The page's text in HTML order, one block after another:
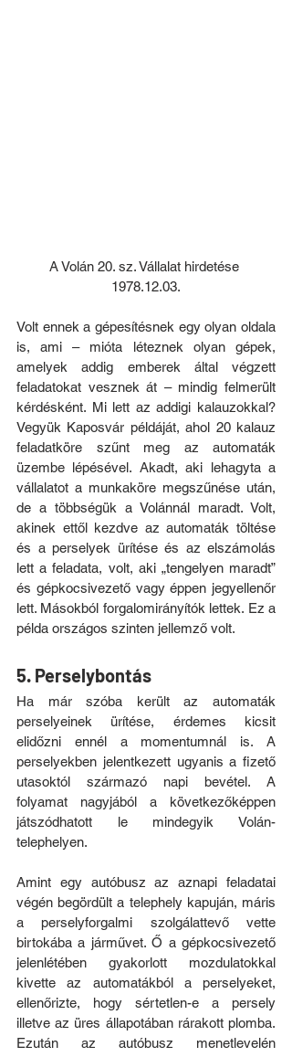
A Volán 20. sz. Vállalat hirdetése
1978.12.03.
Volt ennek a gépesítésnek egy olyan oldala
is, ami – mióta léteznek olyan gépek,
amelyek addig emberek által végzett
feladatokat vesznek át – mindig felmerült
kérdésként. Mi lett az addigi kalauzokkal?
Vegyük Kaposvár példáját, ahol 20 kalauz
feladatköre szűnt meg az automaták
üzembe lépésével. Akadt, aki lehagyta a
vállalatot a munkaköre megszűnése után,
de a többségük a Volánnál maradt. Volt,
akinek ettől kezdve az automaták töltése
és a perselyek ürítése és az elszámolás
lett a feladata, volt, aki „tengelyen maradt”
és gépkocsivezető vagy éppen jegyellenőr
lett. Másokból forgalomirányítók lettek. Ez a
példa országos szinten jellemző volt.
5. Perselybontás
Ha már szóba került az automaták
perselyeinek ürítése, érdemes kicsit
elidőzni ennél a momentumnál is. A
perselyekben jelentkezett ugyanis a fizető
utasoktól származó napi bevétel. A
folyamat nagyjából a következőképpen
játszódhatott le mindegyik Volán-
telephelyen.
Amint egy autóbusz az aznapi feladatai
végén begördült a telephely kapuján, máris
a perselyforgalmi szolgálattevő vette
birtokába a járművet. Ő a gépkocsivezető
jelenlétében gyakorlott mozdulatokkal
kivette az automatákból a perselyeket,
ellenőrizte, hogy sértetlen-e a persely
illetve az üres állapotában rárakott plomba.
Ezután az autóbusz menetlevelén